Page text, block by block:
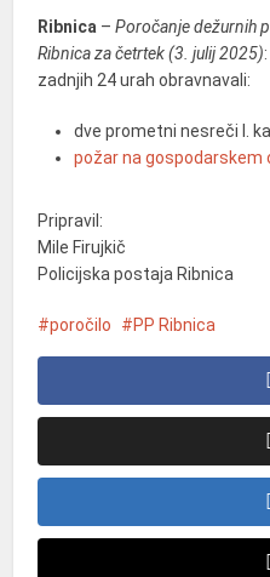
Ribnica –Poročanje dežurnih
Ribnica za četrtek (3. julij 2025)
zadnjih 24 urah obravnavali:
dve prometni nesreči I.
požar na gospodarskem
Pripravil:
Mile Firujkič
Policijska postaja Ribnica
poročilo PP Ribnica